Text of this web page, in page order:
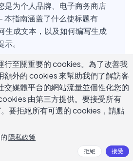
是为个人品牌、电子商务商店
本指南涵盖了什么使标题有
生成文本，以及如何编写生成
。
生成器？
使用语言模型根据您提供的描述、
标题的工具。您给它一些
主题 – 它会输出一个标题草稿，有
行至關重要的 cookies。為了改善我
額外的 cookies 來幫助我們了解訪客
交媒體平台的網站流量並個性化您的
由第三方提供。要接受所有
要拒絕所有可選的 cookies，請點
隱私政策
拒絕 接受